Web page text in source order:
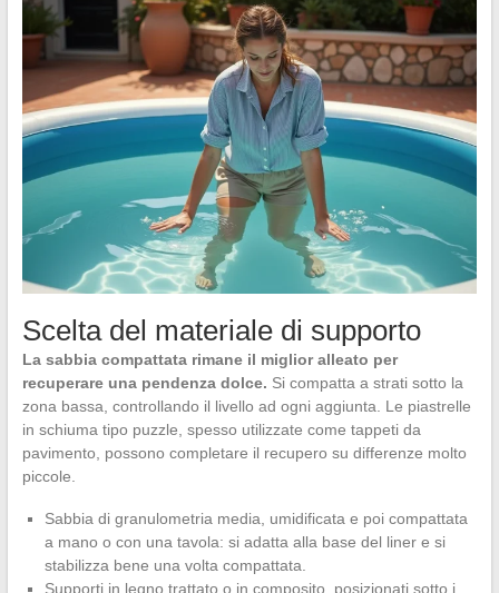
Scelta del materiale di supporto
La sabbia compattata rimane il miglior alleato per
recuperare una pendenza dolce. Si compatta a strati sotto la
zona bassa, controllando il livello ad ogni aggiunta. Le piastrelle
in schiuma tipo puzzle, spesso utilizzate come tappeti da
pavimento, possono completare il recupero su differenze molto
piccole.
Sabbia di granulometria media, umidificata e poi compattata
a mano o con una tavola: si adatta alla base del liner e si
stabilizza bene una volta compattata.
Supporti in legno trattato o in composito, posizionati sotto i